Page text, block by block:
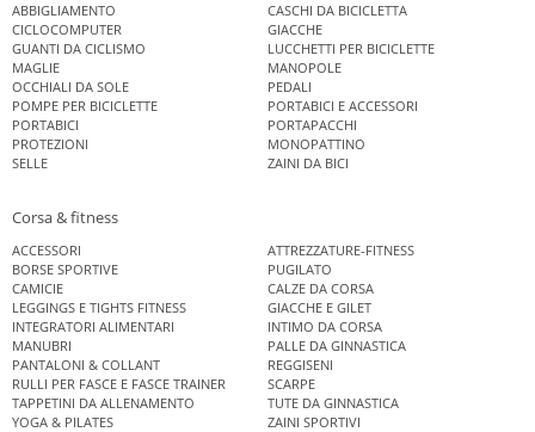
ABBIGLIAMENTO
CASCHI DA BICICLETTA
CICLOCOMPUTER
GIACCHE
GUANTI DA CICLISMO
LUCCHETTI PER BICICLETTE
MAGLIE
MANOPOLE
OCCHIALI DA SOLE
PEDALI
POMPE PER BICICLETTE
PORTABICI E ACCESSORI
PORTABICI
PORTAPACCHI
PROTEZIONI
MONOPATTINO
SELLE
ZAINI DA BICI
Corsa & fitness
ACCESSORI
ATTREZZATURE-FITNESS
BORSE SPORTIVE
PUGILATO
CAMICIE
CALZE DA CORSA
LEGGINGS E TIGHTS FITNESS
GIACCHE E GILET
INTEGRATORI ALIMENTARI
INTIMO DA CORSA
MANUBRI
PALLE DA GINNASTICA
PANTALONI & COLLANT
REGGISENI
RULLI PER FASCE E FASCE TRAINER
SCARPE
TAPPETINI DA ALLENAMENTO
TUTE DA GINNASTICA
YOGA & PILATES
ZAINI SPORTIVI